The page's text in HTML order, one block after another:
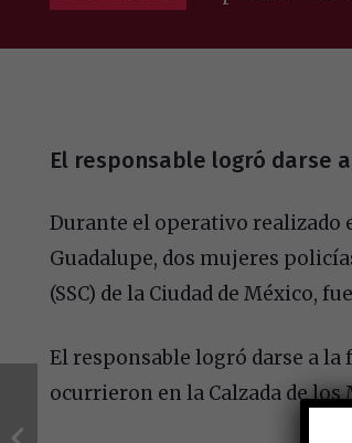
El responsable logró darse
Durante el operativo realizado
Guadalupe, dos mujeres
(SSC) de la Ciudad de México,
El responsable logró darse a
ocurrieron en la Calzada de